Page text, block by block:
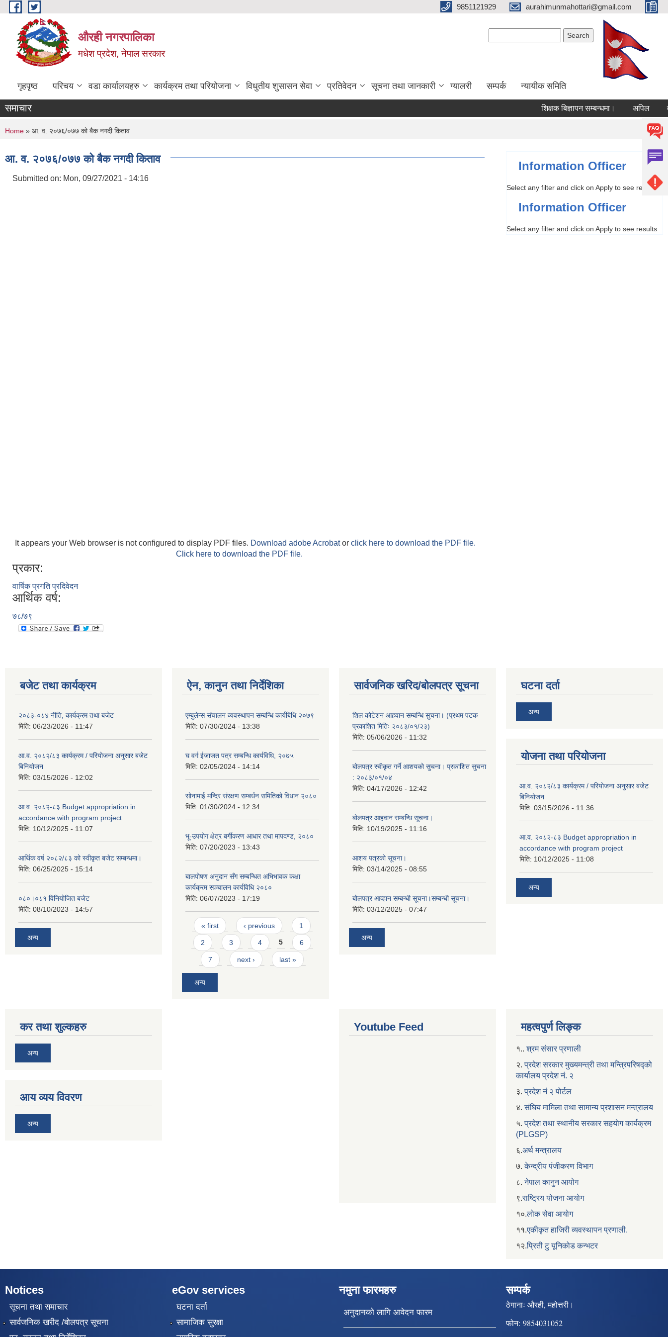
Skip to main content 9851121929 aurahimunmahottari@gmail.com
औरही नगरपालिका
मधेश प्रदेश, नेपाल सरकार
गृहपृष्ठ परिचय वडा कार्यालयहरु कार्यक्रम तथा परियोजना विधुतीय शुसासन सेवा प्रतिवेदन सूचना तथा जानकारी ग्यालरी सम्पर्क न्यायीक समिति
समाचार शिक्षक बिज्ञापन सम्बन्धमा। अपिल
You are here
Home » आ. व. २०७६/०७७ को बैक नगदी किताव
आ. व. २०७६/०७७ को बैक नगदी किताव
Submitted on: Mon, 09/27/2021 - 14:16
It appears your Web browser is not configured to display PDF files. Download adobe Acrobator click here to download the PDF file.
Click here to download the PDF file.
प्रकार:
वार्षिक प्रगति प्रदिवेदन
आर्थिक वर्ष:
७८/७९
Information Officer
Select any filter and click on Apply to see results
Information Officer
Select any filter and click on Apply to see results
बजेट तथा कार्यक्रम
२०८३-०८४ नीति, कार्यक्रम तथा बजेट
मिति: 06/23/2026 - 11:47
आ.व. २०८२/८३ कार्यक्रम / परियोजना अनुसार बजेट
बिनियोजन
मिति: 03/15/2026 - 12:02
आ.व. २०८२-८३ Budget appropriation in
accordance with program project
मिति: 10/12/2025 - 11:07
आर्थिक वर्ष २०८२/८३ को स्वीकृत बजेट सम्बन्धमा।
मिति: 06/25/2025 - 15:14
०८०।०८१ विनियोजित बजेट
मिति: 08/10/2023 - 14:57
अन्य
ऐन, कानुन तथा निर्देशिका
एम्बुलेन्स संचालन व्यवस्थापन सम्बन्धि कार्यबिधि २०७९
मिति: 07/30/2024 - 13:38
घ वर्ग ईजाजत पत्र सम्बन्धि कार्यविधि, २०७५
मिति: 02/05/2024 - 14:14
सोनामाई मन्दिर संरक्षण सम्बर्धन समितिको विधान २०८०
मिति: 01/30/2024 - 12:34
भू-उपयोग क्षेत्र बर्गीकरण आधार तथा मापदण्ड, २०८०
मिति: 07/20/2023 - 13:43
बालपोषण अनुदान सँग सम्बन्धित अभिभावक कक्षा
कार्यक्रम सञ्चालन कार्यविधि २०८०
मिति: 06/07/2023 - 17:19
Pages
« first ‹ previous 1
2 3 4 5 6
7 next › last »
अन्य
सार्वजनिक खरिद/बोलपत्र सूचना
शिल कोटेशन आहवान सम्बन्धि सुचना। (प्रथम पटक
प्रकाशित मितिः २०८३/०१/२३)
मिति: 05/06/2026 - 11:32
बोलपत्र स्वीकृत गर्ने आशयको सुचना। प्रकाशित सुचना
: २०८३/०१/०४
मिति: 04/17/2026 - 12:42
बोलपत्र आहवान सम्बन्धि सूचना।
मिति: 10/19/2025 - 11:16
आशय पत्रको सूचना।
मिति: 03/14/2025 - 08:55
बोलपत्र आव्हान सम्बन्धी सूचना।सम्बन्धी सूचना।
मिति: 03/12/2025 - 07:47
अन्य
घटना दर्ता
अन्य
योजना तथा परियोजना
आ.व. २०८२/८३ कार्यक्रम / परियोजना अनुसार बजेट
बिनियोजन
मिति: 03/15/2026 - 11:36
आ.व. २०८२-८३ Budget appropriation in
accordance with program project
मिति: 10/12/2025 - 11:08
अन्य
कर तथा शुल्कहरु
अन्य
आय व्यय विवरण
अन्य
Youtube Feed महत्वपुर्ण लिङ्क
१..श्रम संसार प्रणाली
२. प्रदेश सरकार मुख्यमन्त्री तथा मन्त्रिपरिषद्को
कार्यालय प्रदेश नं. २
३.प्रदेश नं २ पोर्टल
४.संघिय मामिला तथा सामान्य प्रशासन मन्त्रालय
५.प्रदेश तथा स्थानीय सरकार सहयाेग कार्यक्रम
(PLGSP)
६.अर्थ मन्त्रालय
७.केन्द्रीय पंजीकरण विभाग
८.नेपाल कानुन आयोग
९.राष्ट्रिय योजना आयोग
१०.लोक सेवा आयोग
११.एकीकृत हाजिरी व्यवस्थापन प्रणाली.
१२.प्रिती टु यूनिकोड कन्भटर
Notices
सूचना तथा समाचार
सार्वजनिक खरीद /बोलपत्र सूचना
eGov services
घटना दर्ता
सामाजिक सुरक्षा
नमुना फारमहरु
अनुदानको लागि आवेदन फारम
सम्पर्क
ठेगानाः औरही, महोत्तरी।
फोन: 9854031052